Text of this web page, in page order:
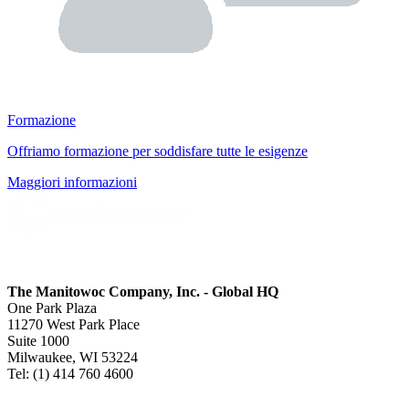
Formazione
Offriamo formazione per soddisfare tutte le esigenze
Maggiori informazioni
The Manitowoc Company, Inc. - Global HQ
One Park Plaza
11270 West Park Place
Suite 1000
Milwaukee, WI 53224
Tel: (1) 414 760 4600